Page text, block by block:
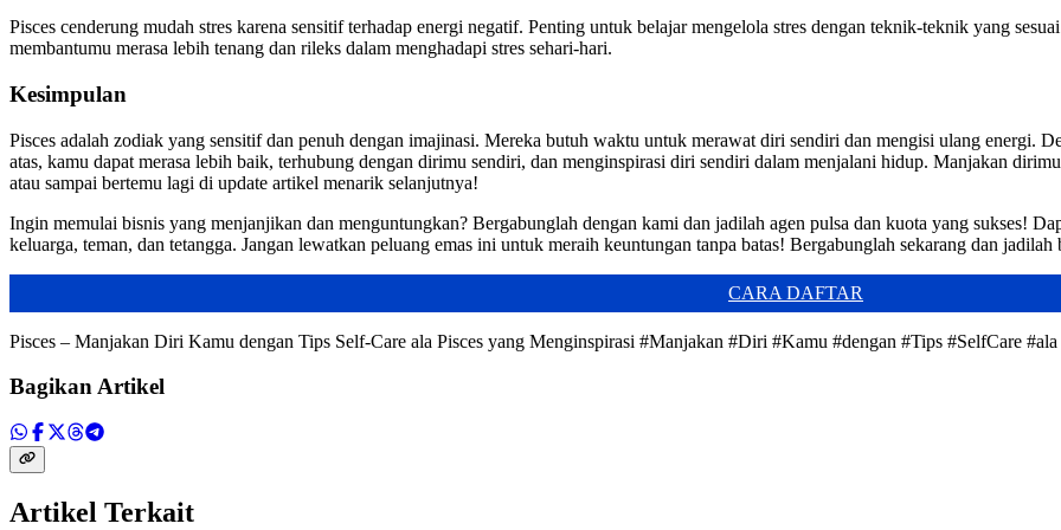
Pisces cenderung mudah stres karena sensitif terhadap energi negatif. Penting untuk belajar mengelola stres dengan teknik-teknik yang
membantumu merasa lebih tenang dan rileks dalam menghadapi stres sehari-hari.
Kesimpulan
Pisces adalah zodiak yang sensitif dan penuh dengan imajinasi. Mereka butuh waktu untuk merawat diri sendiri dan mengisi ulang energi.
atas, kamu dapat merasa lebih baik, terhubung dengan dirimu sendiri, dan menginspirasi diri sendiri dalam menjalani hidup. Manjakan
atau sampai bertemu lagi di update artikel menarik selanjutnya!
Ingin memulai bisnis yang menjanjikan dan menguntungkan? Bergabunglah dengan kami dan jadilah agen pulsa dan kuota yang sukses!
keluarga, teman, dan tetangga. Jangan lewatkan peluang emas ini untuk meraih keuntungan tanpa batas! Bergabunglah sekarang dan
CARA DAFTAR
Pisces – Manjakan Diri Kamu dengan Tips Self-Care ala Pisces yang Menginspirasi #Manjakan #Diri #Kamu #dengan #Tips #SelfCare
Bagikan Artikel
Artikel Terkait